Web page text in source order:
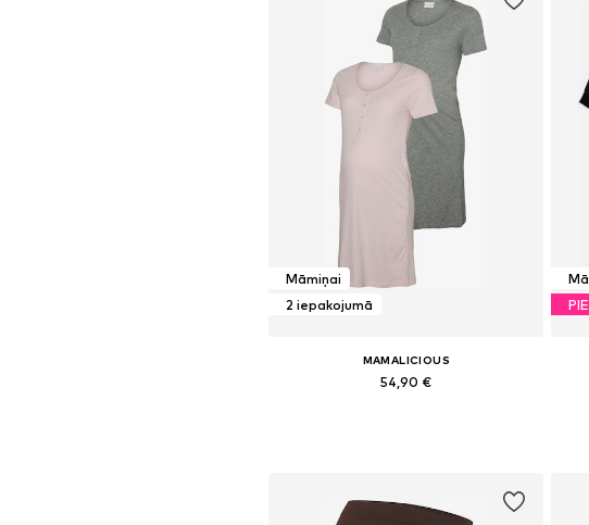
Māmiņai
2 iepakojumā
MAMALICIOUS
54,90 €